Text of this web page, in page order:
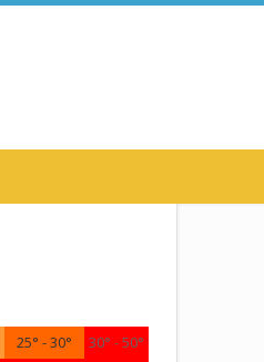
25° - 30° 30° - 50°